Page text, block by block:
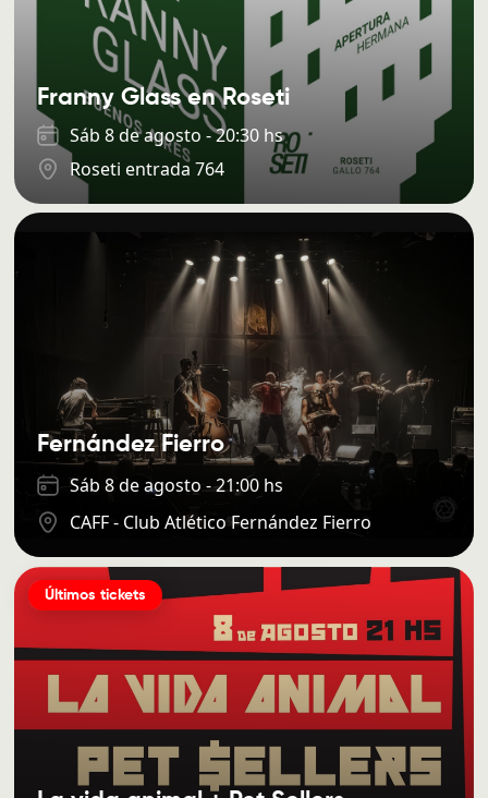
Franny Glass en Roseti
Sáb 8 de agosto - 20:30 hs
Roseti entrada 764
Fernández Fierro
Sáb 8 de agosto - 21:00 hs
CAFF - Club Atlético Fernández Fierro
Últimos tickets